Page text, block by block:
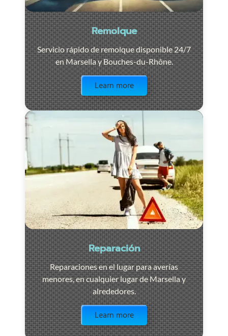
Remolque
Servicio rápido de remolque disponible 24/7
en Marsella y Bouches-du-Rhône.
Learn more
Reparación
Reparaciones en el lugar para averías
menores, en cualquier lugar de Marsella y
alrededores.
Learn more